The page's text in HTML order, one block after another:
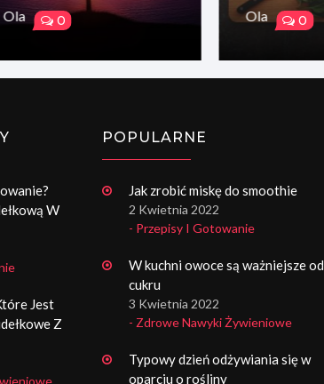
Ola 0 Ola 0
W
Jest
Z
POPULARNE
Jak zrobić miskę do smoothie
2 Kwietnia 2022
- Przepisy I Gotowanie
W kuchni owoce są ważniejsze od
cukru
3 Kwietnia 2022
- Zdrowe Nawyki Żywieniowe
Typowy dzień odżywiania się w
oparciu o rośliny